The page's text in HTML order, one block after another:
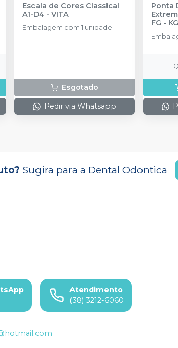
Escala de Cores Classical
A1-D4 -VITA
Embalagem com 1 unidade.
Esgotado
Pedir via Whatsapp
Ponta
FG -
Sugira para a Dental Odontica
Atendimento
(38) 3212-6060